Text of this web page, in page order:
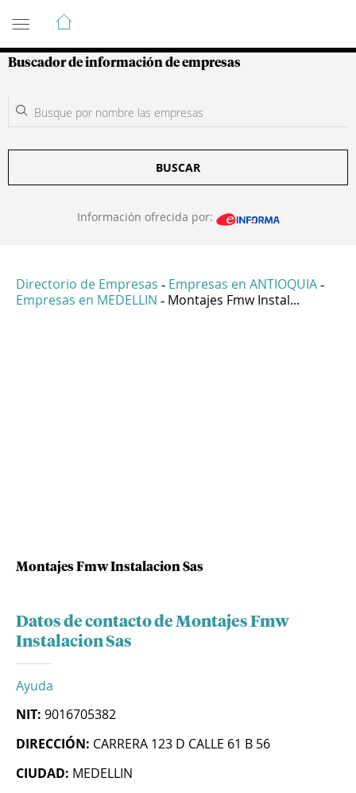
Guía de Empresas Colombianas
Buscador de información de empresas
BUSCAR
Información ofrecida por:
Directorio de Empresas - Empresas en ANTIOQUIA -
Empresas en MEDELLIN - Montajes Fmw Instal...
Montajes Fmw Instalacion Sas
Datos de contacto de Montajes Fmw
Instalacion Sas
Ayuda
NIT: 9016705382
DIRECCIÓN: CARRERA 123 D CALLE 61 B 56
CIUDAD: MEDELLIN